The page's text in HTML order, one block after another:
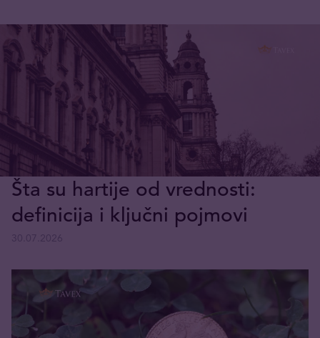
Šta su hartije od vrednosti:
definicija i ključni pojmovi